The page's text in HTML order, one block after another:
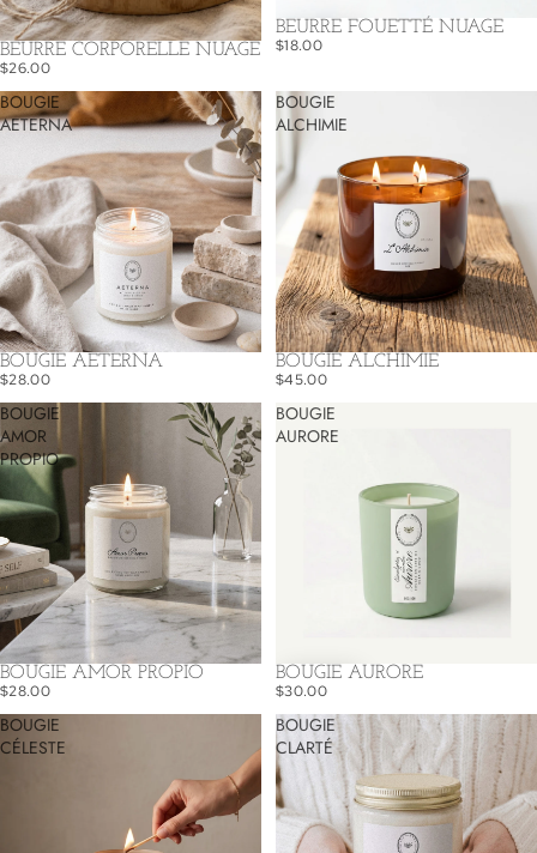
BEURRE CORPORELLE NUAGE
$26.00
BEURRE FOUETTÉ NUAGE
$18.00
BOUGIE
AETERNA
BOUGIE AETERNA
$28.00
BOUGIE
ALCHIMIE
BOUGIE ALCHIMIE
$45.00
BOUGIE
AMOR
PROPIO
BOUGIE AMOR PROPIO
$28.00
BOUGIE
AURORE
BOUGIE AURORE
$30.00
BOUGIE
CÉLESTE
BOUGIE
CLARTÉ